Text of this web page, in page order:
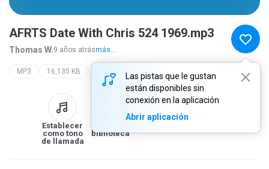
Las pistas que le gustan
están disponibles sin
conexión en la aplicación
Abrir aplicación
AFRTS Date With Chris 524 1969.mp3
Thomas W.9 años atrásmás...
MP3 16,135 KB Other
Establecer
como tono
de llamada
biblioteca